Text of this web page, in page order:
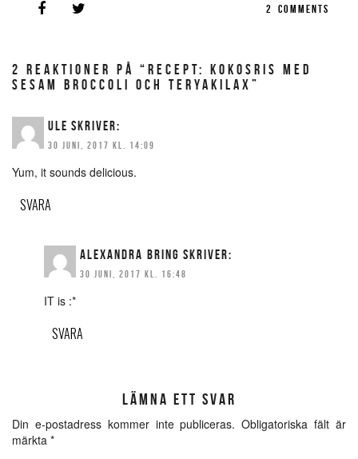
2 COMMENTS
2 REAKTIONER PÅ “RECEPT: KOKOSRIS MED
SESAM BROCCOLI OCH TERYAKILAX”
ULE SKRIVER:
30 JUNI, 2017 KL. 14:09
Yum, it sounds delicious.
SVARA
ALEXANDRA BRING SKRIVER:
30 JUNI, 2017 KL. 16:48
IT is :*
SVARA
LÄMNA ETT SVAR
Din e-postadress kommer inte publiceras. Obligatoriska fält är
märkta *